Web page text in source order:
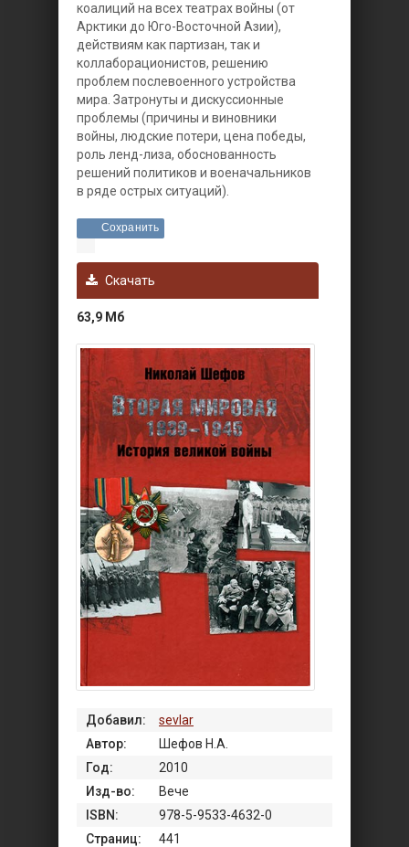
коалиций на всех театрах войны (от
Арктики до Юго-Восточной Азии),
действиям как партизан, так и
коллаборационистов, решению
проблем послевоенного устройства
мира. Затронуты и дискуссионные
проблемы (причины и виновники
войны, людские потери, цена победы,
роль ленд-лиза, обоснованность
решений политиков и военачальников
в ряде острых ситуаций).
Сохранить
Скачать
63,9 Мб
Добавил:
sevlar
Автор:
Шефов Н.А.
Год:
2010
Изд-во:
Вече
ISBN:
978-5-9533-4632-0
Страниц:
441